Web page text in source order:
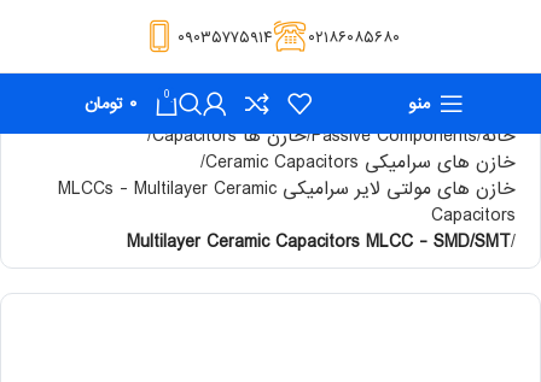
۰۲۱۸۶۰۸۵۶۸۰ ۰۹۰۳۵۷۷۵۹۱۴
منو 0 ۰ تومان
خانهPassive Componentsخازن ها Capacitors
خازن های سرامیکی Ceramic Capacitors
خازن های مولتی لایر سرامیکی MLCCs - Multilayer Ceramic
Capacitors
Multilayer Ceramic Capacitors MLCC - SMD/SMT